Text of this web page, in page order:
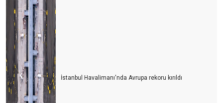
İstanbul Havalimanı'nda Avrupa rekoru kırıldı